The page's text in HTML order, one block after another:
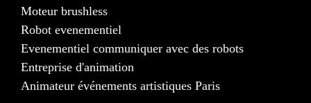
Moteur brushless
Robot evenementiel
Evenementiel communiquer avec des robots
Entreprise d'animation
Animateur événements artistiques Paris